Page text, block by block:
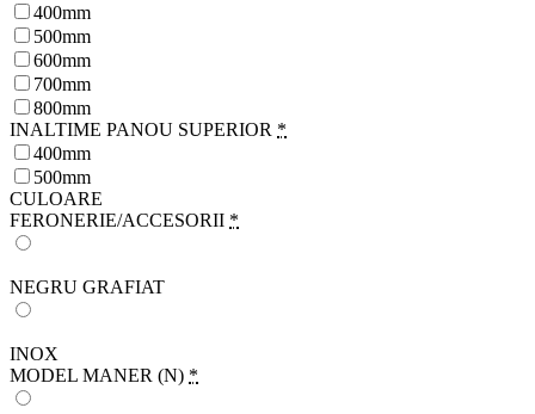
400mm
500mm
600mm
700mm
800mm
INALTIME PANOU SUPERIOR *
400mm
500mm
CULOARE
FERONERIE/ACCESORII *
NEGRU GRAFIAT
INOX
MODEL MANER (N) *